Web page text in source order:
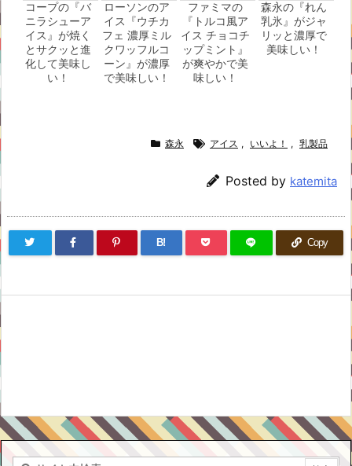
コープの『バ
ニラシューア
イス』が焼く
とサクッと進
化して美味し
い！
ローソンのア
イス『ウチカ
フェ 濃厚ミル
クワッフルコ
ーン』が濃厚
で美味しい！
ファミマの
『トルコ風ア
イス チョコチ
ップミント』
が爽やかで美
味しい！
森永の『れん
乳氷』がジャ
リッと濃厚で
美味しい！
森永 アイス , いいよ！ , 乳製品
Posted by katemita
B! Copy